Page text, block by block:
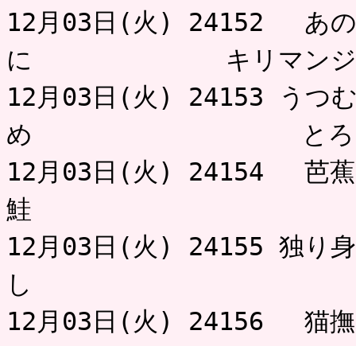
12月03日(火) 24152 あの
に キリマンジ
12月03日(火) 24153 うつむ
め とろっ
12月03日(火) 24154 芭蕉
鮭 は
12月03日(火) 24155 独り身
し とろ
12月03日(火) 24156 猫撫